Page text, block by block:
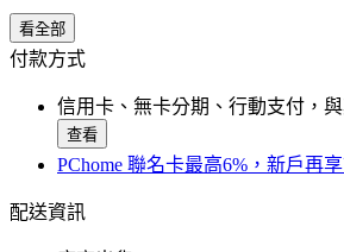
看全部
付款方式
信用卡、無卡分期、行動支付，
查看
PChome 聯名卡最高6%，新戶再
配送資訊